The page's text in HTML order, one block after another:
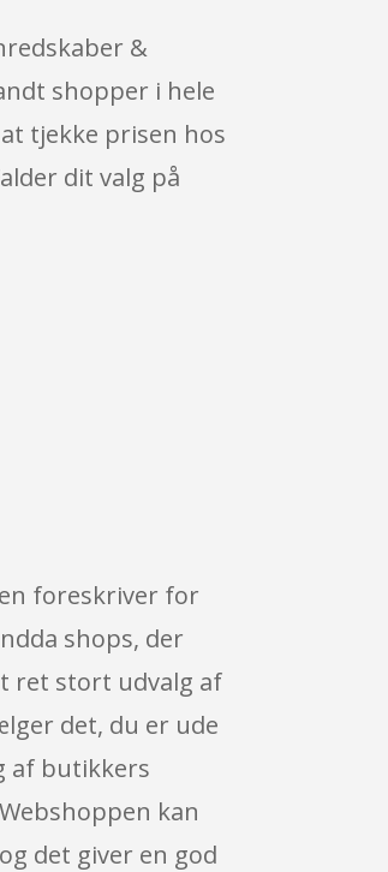
&
shopper i hele
tjekke prisen hos
dit valg på
foreskriver for
shops, der
ret stort udvalg af
det, du er ude
af butikkers
kan
det giver en god